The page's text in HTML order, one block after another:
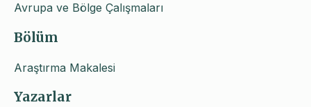
Avrupa ve Bölge Çalışmaları
Bölüm
Araştırma Makalesi
Yazarlar